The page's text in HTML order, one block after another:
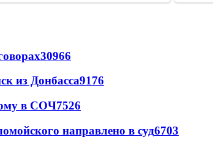
30966
из Донбасса9176
в СОЧ7526
направлено в суд6703